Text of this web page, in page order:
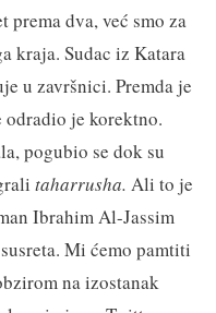
dva, već smo za
kraja. Sudac iz Katara
u završnici. Premda je
odradio je korektno.
pogubio se dok su
taharrusha. Ali to je
Ibrahim Al-Jassim
Mi ćemo pamtiti
na izostanak